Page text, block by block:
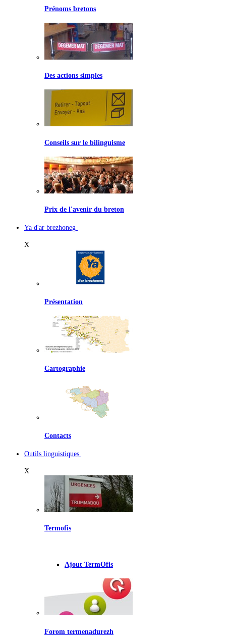
Prénoms bretons
Des actions simples
Conseils sur le bilinguisme
Prix de l'avenir du breton
Ya d'ar brezhoneg
X
Présentation
Cartographie
Contacts
Outils linguistiques
X
Termofis
Ajout TermOfis
Forom termenadurezh